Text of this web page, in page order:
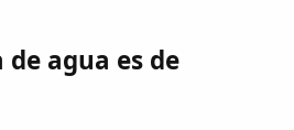
de agua es de